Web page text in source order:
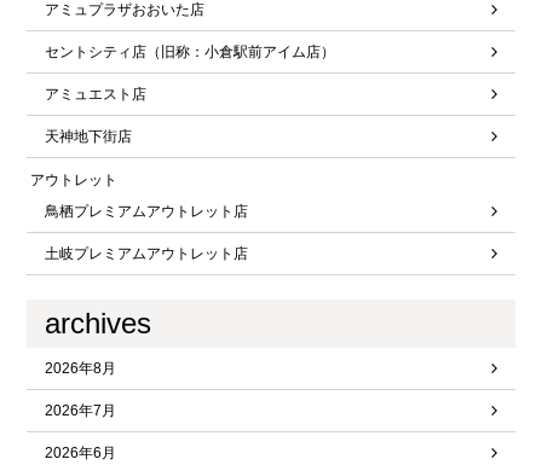
アミュプラザおおいた店
セントシティ店（旧称：小倉駅前アイム店）
アミュエスト店
天神地下街店
アウトレット
鳥栖プレミアムアウトレット店
土岐プレミアムアウトレット店
archives
2026年8月
2026年7月
2026年6月